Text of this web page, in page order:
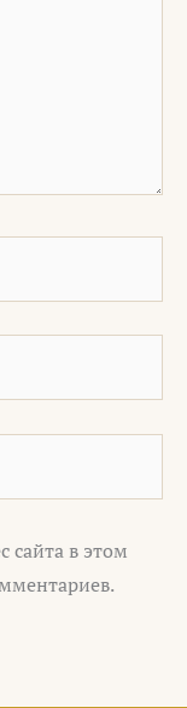
сайта в этом